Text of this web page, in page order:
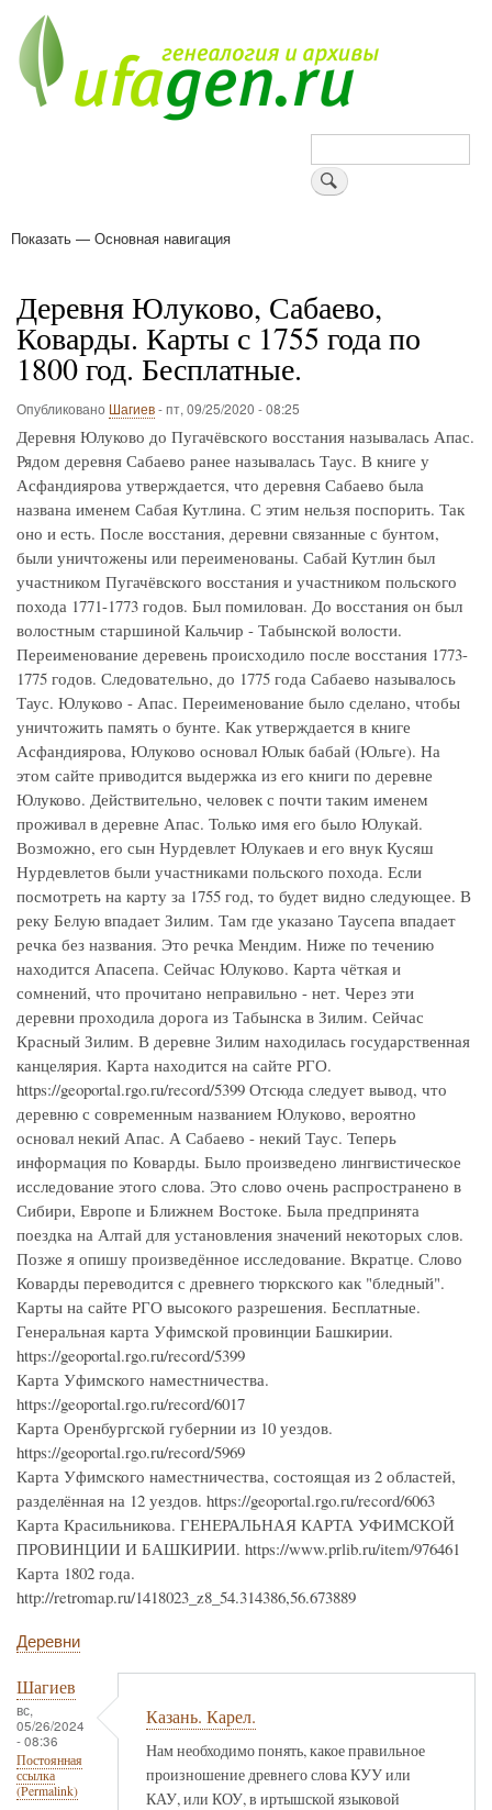
основному
содержанию
Поиск
Основная
Показать — Основная навигация
Деревня Юлуково, Сабаево,
Коварды. Карты с 1755 года по
1800 год. Бесплатные.
Опубликовано Шагиев-пт, 09/25/2020 - 08:25
Деревня Юлуково до Пугачёвского восстания называлась Апас.
Рядом деревня Сабаево ранее называлась Таус. В книге у
Асфандиярова утверждается, что деревня Сабаево была
названа именем Сабая Кутлина. С этим нельзя поспорить. Так
оно и есть. После восстания, деревни связанные с бунтом,
были уничтожены или переименованы. Сабай Кутлин был
участником Пугачёвского восстания и участником польского
похода 1771-1773 годов. Был помилован. До восстания он был
волостным старшиной Кальчир - Табынской волости.
Переименование деревень происходило после восстания 1773-
1775 годов. Следовательно, до 1775 года Сабаево называлось
Таус. Юлуково - Апас. Переименование было сделано, чтобы
уничтожить память о бунте. Как утверждается в книге
Асфандиярова, Юлуково основал Юлык бабай (Юльге). На
этом сайте приводится выдержка из его книги по деревне
Юлуково. Действительно, человек с почти таким именем
проживал в деревне Апас. Только имя его было Юлукай.
Возможно, его сын Нурдевлет Юлукаев и его внук Кусяш
Нурдевлетов были участниками польского похода. Если
посмотреть на карту за 1755 год, то будет видно следующее. В
реку Белую впадает Зилим. Там где указано Таусепа впадает
речка без названия. Это речка Мендим. Ниже по течению
находится Апасепа. Сейчас Юлуково. Карта чёткая и
сомнений, что прочитано неправильно - нет. Через эти
деревни проходила дорога из Табынска в Зилим. Сейчас
Красный Зилим. В деревне Зилим находилась государственная
канцелярия. Карта находится на сайте РГО.
https://geoportal.rgo.ru/record/5399 Отсюда следует вывод, что
деревню с современным названием Юлуково, вероятно
основал некий Апас. А Сабаево - некий Таус. Теперь
информация по Коварды. Было произведено лингвистическое
исследование этого слова. Это слово очень распространено в
Сибири, Европе и Ближнем Востоке. Была предпринята
поездка на Алтай для установления значений некоторых слов.
Позже я опишу произведённое исследование. Вкратце. Слово
Коварды переводится с древнего тюркского как "бледный".
Карты на сайте РГО высокого разрешения. Бесплатные.
Генеральная карта Уфимской провинции Башкирии.
https://geoportal.rgo.ru/record/5399
Карта Уфимского наместничества.
https://geoportal.rgo.ru/record/6017
Карта Оренбургской губернии из 10 уездов.
https://geoportal.rgo.ru/record/5969
Карта Уфимского наместничества, состоящая из 2 областей,
разделённая на 12 уездов. https://geoportal.rgo.ru/record/6063
Карта Красильникова. ГЕНЕРАЛЬНАЯ КАРТА УФИМСКОЙ
ПРОВИНЦИИ И БАШКИРИИ. https://www.prlib.ru/item/976461
Карта 1802 года.
http://retromap.ru/1418023_z8_54.314386,56.673889
Деревни
Шагиев
вс,
05/26/2024
- 08:36
Постоянная
ссылка
(Permalink)
Казань. Карел.
Нам необходимо понять, какое правильное
произношение древнего слова КУУ или
КАУ, или КОУ, в иртышской языковой